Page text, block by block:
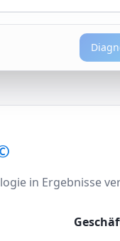
in Ergebnisse